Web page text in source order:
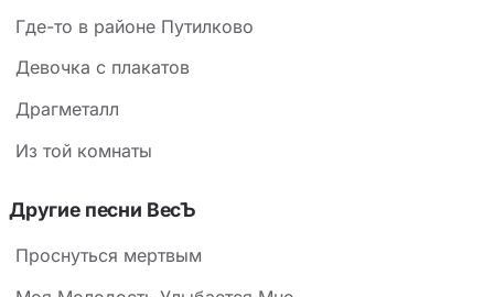
Где-то в районе Путилково
Девочка с плакатов
Драгметалл
Из той комнаты
Другие песни ВесЪ
Проснуться мертвым